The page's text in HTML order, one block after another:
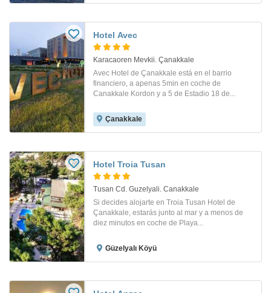
Hotel Avec
Karacaoren Mevkii. Çanakkale
Avec Hotel de Çanakkale está en el barrio
financiero, a apenas 5min en coche de
Canakkale Kordon y a 5 de Estadio 18 de...
Çanakkale
Hotel Troia Tusan
Tusan Cd. Guzelyali. Canakkale
Si decides alojarte en Troia Tusan Hotel de
Çanakkale, estarás junto al mar y a menos de
diez minutos en coche de Playa...
Güzelyalı Köyü